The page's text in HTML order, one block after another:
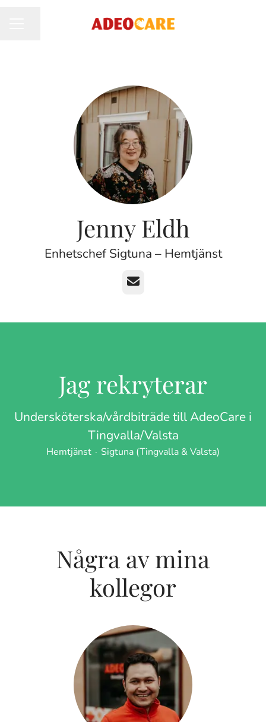
Jenny Eldh
Enhetschef Sigtuna – Hemtjänst
E-post
Jag rekryterar
Undersköterska/vårdbiträde till AdeoCare i
Tingvalla/Valsta
Hemtjänst · Sigtuna (Tingvalla & Valsta)
Några av mina
kollegor